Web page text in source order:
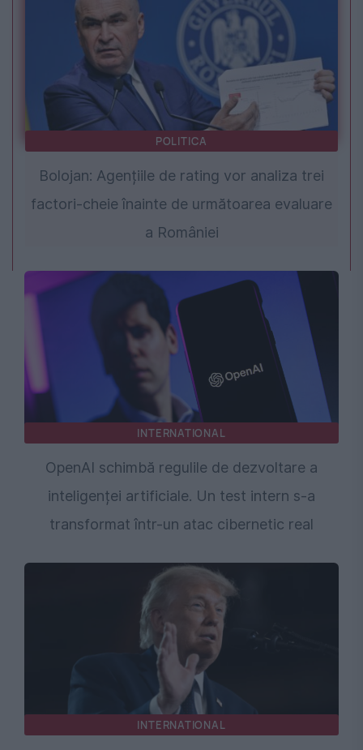
POLITICA
Bolojan: Agențiile de rating vor analiza trei
factori-cheie înainte de următoarea evaluare
a României
INTERNATIONAL
OpenAI schimbă regulile de dezvoltare a
inteligenței artificiale. Un test intern s-a
transformat într-un atac cibernetic real
INTERNATIONAL